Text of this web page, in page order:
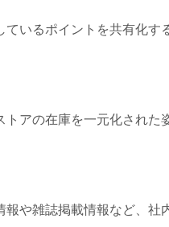
いるポイントを共有化す
アの在庫を一元化された
や雑誌掲載情報など、社